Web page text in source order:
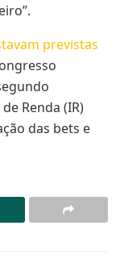
previstas
Renda (IR)
das bets e